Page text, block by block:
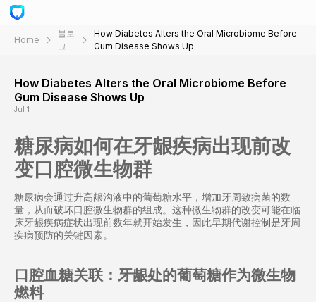
Home
블로
그
How Diabetes Alters the Oral Microbiome Before
Gum Disease Shows Up
How Diabetes Alters the Oral Microbiome Before
Gum Disease Shows Up
Jul 1
糖尿病如何在牙龈疾病出现前改
变口腔微生物群
糖尿病会通过升高龈沟液中的葡萄糖水平，增加牙周致病菌的数
量，从而破坏口腔微生物群的组成。这种微生物群的改变可能在临
床牙龈疾病症状出现前数年就开始发生，因此早期代谢控制是牙周
疾病预防的关键因素。
口腔血糖关联：牙龈处的葡萄糖作为微生物
燃料